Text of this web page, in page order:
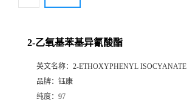
2-乙氧基苯基异氰酸酯
英文名称： 2-ETHOXYPHENYL ISOCYANATE
品牌： 钰康
纯度： 97